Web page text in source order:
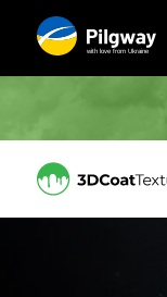
with love from Ukraine